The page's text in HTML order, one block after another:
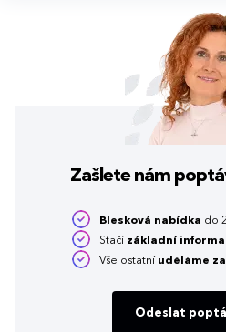
Zašlete nám
Blesková nabídka do
Stačí základní
Vše ostatní uděláme
Odeslat